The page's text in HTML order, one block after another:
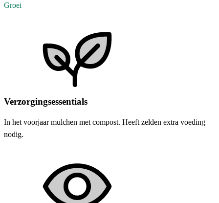
Groei
Verzorgingsessentials
In het voorjaar mulchen met compost. Heeft zelden extra voeding
nodig.